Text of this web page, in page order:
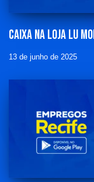
Caixa na loja Lu
13 de junho de 2025